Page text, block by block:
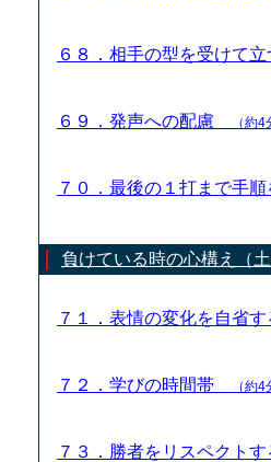
６８．相手の型を受けて
６９．発声への配慮 （約4
７０．最後の１打まで手
負けている時の心構え（土
７１．表情の変化を自省
７２．学びの時間帯 （約4
７３．勝者をリスペクト